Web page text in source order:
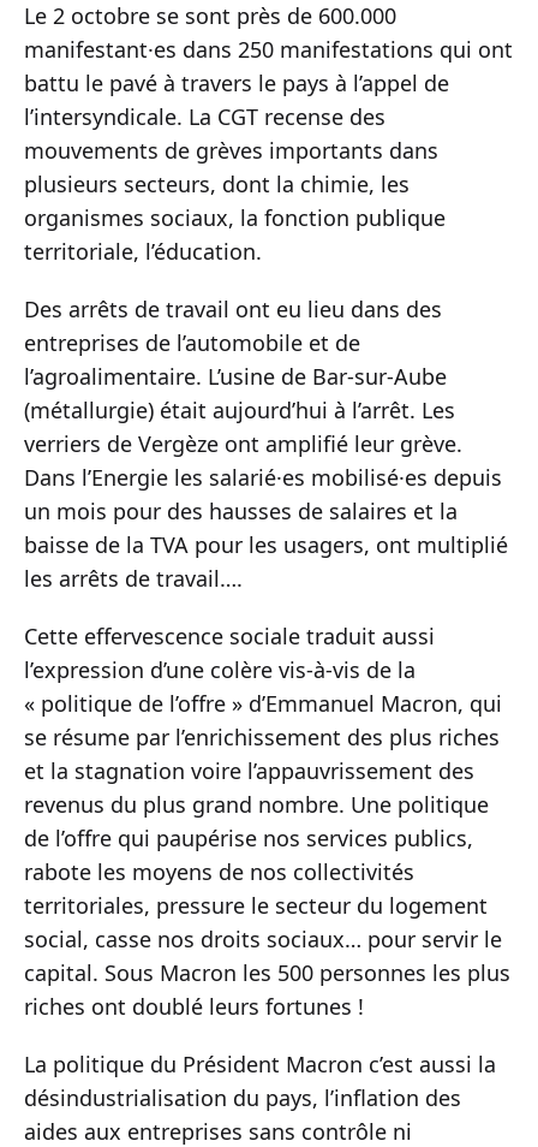
Le 2 octobre se sont près de 600.000
manifestant·es dans 250 manifestations qui ont
battu le pavé à travers le pays à l’appel de
l’intersyndicale. La CGT recense des
mouvements de grèves importants dans
plusieurs secteurs, dont la chimie, les
organismes sociaux, la fonction publique
territoriale, l’éducation.
Des arrêts de travail ont eu lieu dans des
entreprises de l’automobile et de
l’agroalimentaire. L’usine de Bar-sur-Aube
(métallurgie) était aujourd’hui à l’arrêt. Les
verriers de Vergèze ont amplifié leur grève.
Dans l’Energie les salarié·es mobilisé·es depuis
un mois pour des hausses de salaires et la
baisse de la TVA pour les usagers, ont multiplié
les arrêts de travail….
Cette effervescence sociale traduit aussi
l’expression d’une colère vis-à-vis de la
« politique de l’offre » d’Emmanuel Macron, qui
se résume par l’enrichissement des plus riches
et la stagnation voire l’appauvrissement des
revenus du plus grand nombre. Une politique
de l’offre qui paupérise nos services publics,
rabote les moyens de nos collectivités
territoriales, pressure le secteur du logement
social, casse nos droits sociaux… pour servir le
capital. Sous Macron les 500 personnes les plus
riches ont doublé leurs fortunes !
La politique du Président Macron c’est aussi la
désindustrialisation du pays, l’inflation des
aides aux entreprises sans contrôle ni